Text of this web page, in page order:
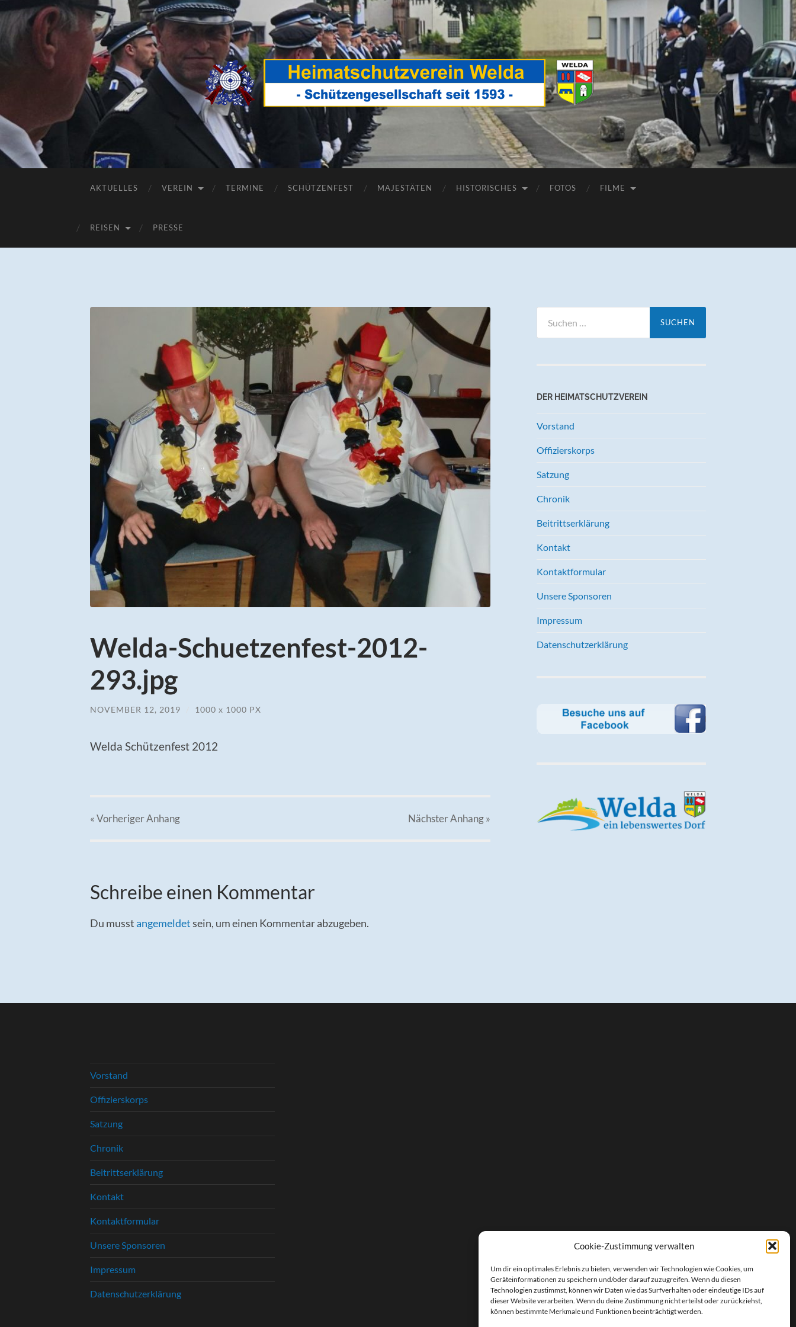
Cookie-Zustimmung verwalten
Um dir ein optimales Erlebnis zu bieten, verwenden wir Technologien wie Cookies, um
Geräteinformationen zu speichern und/oder darauf zuzugreifen. Wenn du diesen
Technologien zustimmst, können wir Daten wie das Surfverhalten oder eindeutige IDs auf
dieser Website verarbeiten. Wenn du deine Zustimmung nicht erteilst oder zurückziehst,
können bestimmte Merkmale und Funktionen beeinträchtigt werden.
Heimatschutzverein
AKTUELLES VEREIN TERMINE SCHÜTZENFEST MAJESTÄTEN HISTORISCHES FOTOS FILME
REISEN PRESSE
Welda-Schuetzenfest-2012-
293.jpg
NOVEMBER 12, 2019 1000 x 1000 PX
Welda Schützenfest 2012
« VorherigerAnhang NächsterAnhang»
Schreibe einen Kommentar
Du musstangemeldetsein, um einen Kommentar abzugeben.
nach:
DER HEIMATSCHUTZVEREIN
Vorstand
Offizierskorps
Satzung
Chronik
Beitrittserklärung
Kontakt
Kontaktformular
Unsere Sponsoren
Impressum
Datenschutzerklärung
Vorstand
Offizierskorps
Satzung
Chronik
Beitrittserklärung
Kontakt
Kontaktformular
Unsere Sponsoren
Impressum
Datenschutzerklärung